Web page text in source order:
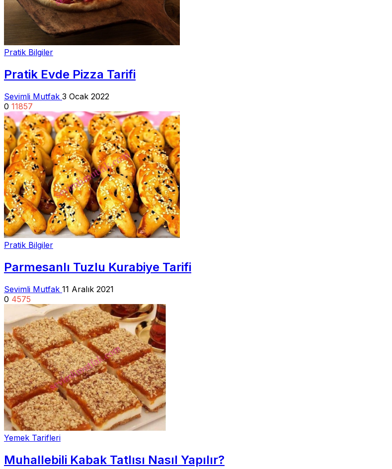
Pratik Bilgiler
Pratik Evde Pizza Tarifi
Sevimli Mutfak 3 Ocak 2022
0 11857
Pratik Bilgiler
Parmesanlı Tuzlu Kurabiye Tarifi
Sevimli Mutfak 11 Aralık 2021
0 4575
Yemek Tarifleri
Muhallebili Kabak Tatlısı Nasıl Yapılır?